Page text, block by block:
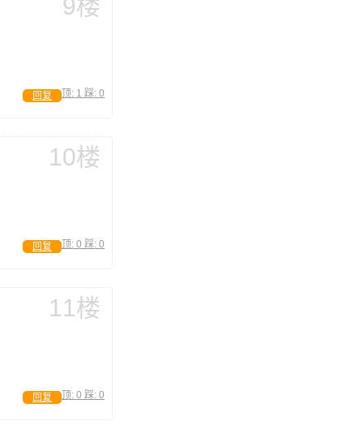
9楼
顶: 1 踩: 0
回复
10楼
顶: 0 踩: 0
回复
11楼
顶: 0 踩: 0
回复